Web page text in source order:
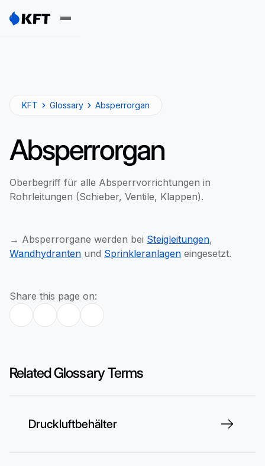
KFT Glossary Absperrorgan
Absperrorgan
Oberbegriff für alle Absperrvorrichtungen in
Rohrleitungen (Schieber, Ventile, Klappen).
→ Absperrorgane werden bei Steigleitungen,
Wandhydranten und Sprinkleranlagen eingesetzt.
Share this page on:
Related Glossary Terms
Druckluftbehälter